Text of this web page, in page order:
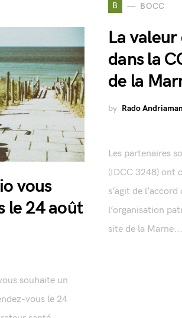
vous
le 24 août
souhaite un
vous le 24
B BOCC
La
dans la
de la
by Rado
Les partenaires
(IDCC 3248) ont
s’agit de
l’organisation
site de la Marne...